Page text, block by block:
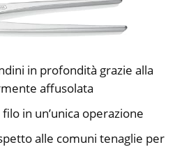
in profondità grazie alla
affusolata
in un’unica operazione
alle comuni tenaglie per